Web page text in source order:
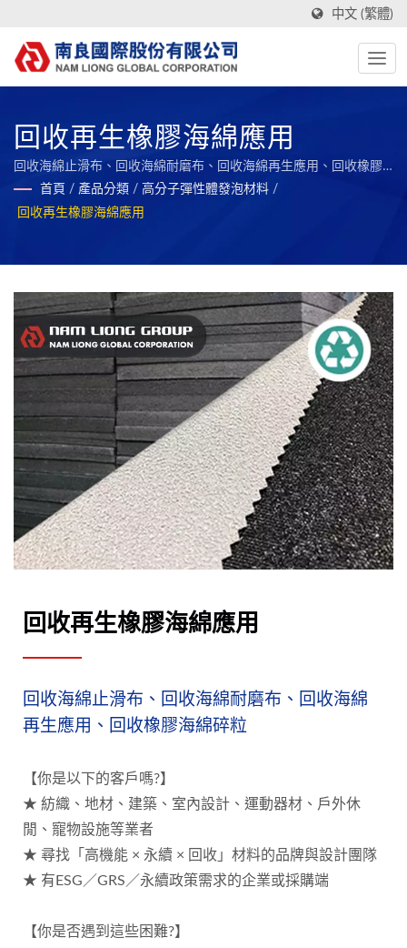
中文 (繁體)
回收再生橡膠海綿應用
回收海綿止滑布、回收海綿耐磨布、回收海綿再生應用、回收橡膠
海綿碎粒 / 以綠色、創新及智慧製造為核心，與社會及員工共享成
果，永續經營的全球複合材料之標竿企業。
首頁 / 產品分類 / 高分子彈性體發泡材料 /
回收再生橡膠海綿應用
回收再生橡膠海綿應用
回收海綿止滑布、回收海綿耐磨布、回收海綿
再生應用、回收橡膠海綿碎粒
【你是以下的客戶嗎?】
★ 紡織、地材、建築、室內設計、運動器材、戶外休
閒、寵物設施等業者
★ 尋找「高機能 × 永續 × 回收」材料的品牌與設計團隊
★ 有ESG／GRS／永續政策需求的企業或採購端
【你是否遇到這些困難?】